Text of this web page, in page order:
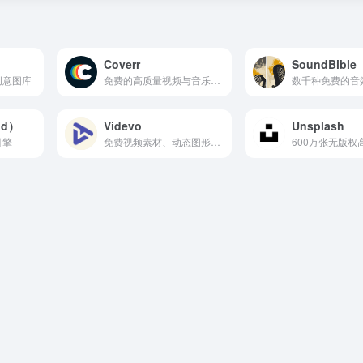
图库
Coverr
免费的高质量视频与音乐资源
SoundBible
数千种免费的音
Videvo
免费视频素材、动态图形、音乐与音效下载的平台
Unsplash
600万张无版权